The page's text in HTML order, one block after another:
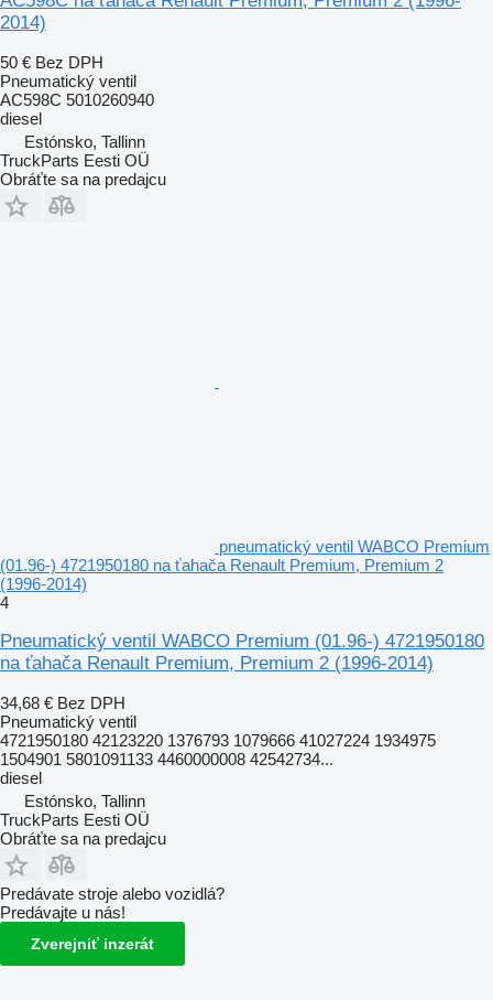
2014)
50 € Bez DPH
Pneumatický ventil
AC598C 5010260940
diesel
Estónsko, Tallinn
TruckParts Eesti OÜ
Obráťte sa na predajcu
pneumatický ventil WABCO Premium
(01.96-) 4721950180 na ťahača Renault Premium, Premium 2
(1996-2014)
4
Pneumatický ventil WABCO Premium (01.96-) 4721950180
na ťahača Renault Premium, Premium 2 (1996-2014)
34,68 € Bez DPH
Pneumatický ventil
4721950180 42123220 1376793 1079666 41027224 1934975
1504901 5801091133 4460000008 42542734...
diesel
Estónsko, Tallinn
TruckParts Eesti OÜ
Obráťte sa na predajcu
Predávate stroje alebo vozidlá?
Predávajte u nás!
Zverejniť inzerát